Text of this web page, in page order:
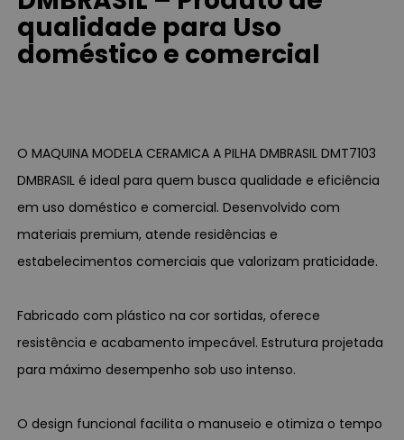
qualidade para Uso
doméstico e comercial
O MAQUINA MODELA CERAMICA A PILHA DMBRASIL DMT7103
DMBRASIL é ideal para quem busca qualidade e eficiência
em uso doméstico e comercial. Desenvolvido com
materiais premium, atende residências e
estabelecimentos comerciais que valorizam praticidade.
Fabricado com plástico na cor sortidas, oferece
resistência e acabamento impecável. Estrutura projetada
para máximo desempenho sob uso intenso.
O design funcional facilita o manuseio e otimiza o tempo